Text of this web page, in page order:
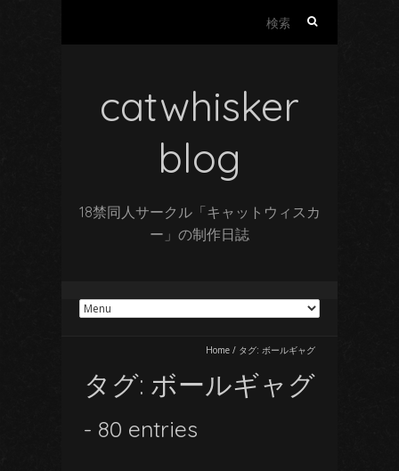
catwhisker
blog
18禁同人サークル「キャットウィスカ
ー」の制作日誌
Home / タグ: ボールギャグ
タグ: ボールギャグ
- 80 entries